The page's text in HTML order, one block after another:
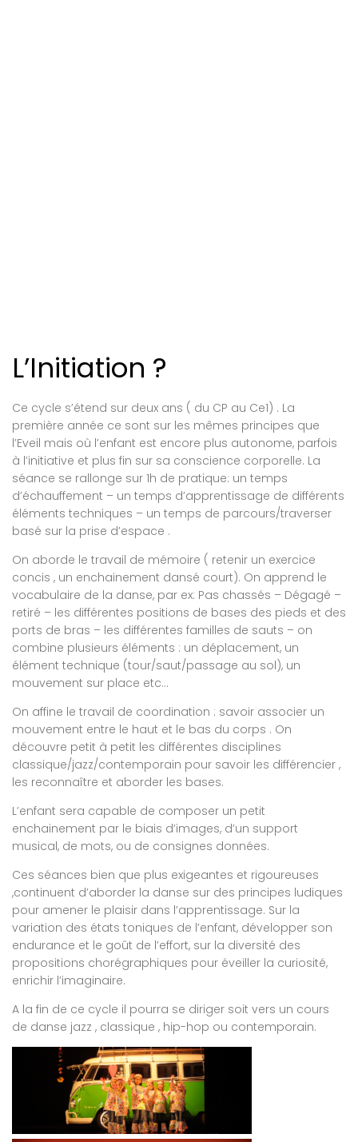
L’Initiation ?
Ce cycle s’étend sur deux ans ( du CP au Ce1) . La
première année ce sont sur les mêmes principes que
l’Eveil mais où l’enfant est encore plus autonome, parfois
à l’initiative et plus fin sur sa conscience corporelle. La
séance se rallonge sur 1h de pratique: un temps
d’échauffement – un temps d’apprentissage de différents
éléments techniques – un temps de parcours/traverser
basé sur la prise d’espace .
On aborde le travail de mémoire ( retenir un exercice
concis , un enchainement dansé court). On apprend le
vocabulaire de la danse, par ex: Pas chassés – Dégagé –
retiré – les différentes positions de bases des pieds et des
ports de bras – les différentes familles de sauts – on
combine plusieurs éléments : un déplacement, un
élément technique (tour/saut/passage au sol), un
mouvement sur place etc…
On affine le travail de coordination : savoir associer un
mouvement entre le haut et le bas du corps . On
découvre petit à petit les différentes disciplines
classique/jazz/contemporain pour savoir les différencier ,
les reconnaître et aborder les bases.
L’enfant sera capable de composer un petit
enchainement par le biais d’images, d’un support
musical, de mots, ou de consignes données.
Ces séances bien que plus exigeantes et rigoureuses
,continuent d’aborder la danse sur des principes ludiques
pour amener le plaisir dans l’apprentissage. Sur la
variation des états toniques de l’enfant, développer son
endurance et le goût de l’effort, sur la diversité des
propositions chorégraphiques pour éveiller la curiosité,
enrichir l’imaginaire.
A la fin de ce cycle il pourra se diriger soit vers un cours
de danse jazz , classique , hip-hop ou contemporain.